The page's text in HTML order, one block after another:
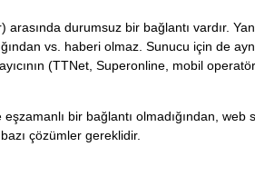
durumsuz bir bağlantı vardır.
vs. haberi olmaz. Sunucu için de
(TTNet, Superonline, mobil
bir bağlantı olmadığından,
çözümler gereklidir.